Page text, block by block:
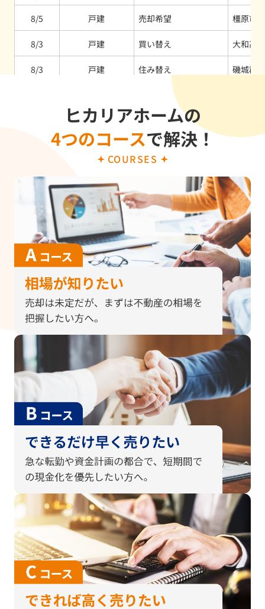
8/5 戸建 売却希望 橿原市
8/3 戸建 買い替え 大和高
8/3 戸建 住み替え 磯城郡
戸建 売却査定
売却検討
8/2 戸建 不要物件の処分 橿原市
8/2 戸建 住み替え 橿原市
8/2 土地 早期売却希望 奈良市
8/1 戸建 売却希望 奈良市
8/1 戸建 奈良市
8/1 戸建 売却希望 奈良市
8/1 戸建 相続の為 橿原市
8/1 戸建 相続の為
7/31 売却査定 橿原市
7/31 戸建 売却希望
7/30 中古マンション 早期売却希望
7/30 戸建 住み替え 生駒郡
橿原市
7/27 戸建 早期売却希望 橿原市
7/27 戸建 早期売却希望 橿原市
7/26 戸建 早期売却希望 奈良市
中古マンション グロー
ヒカリアホームの
4つのコースで解決！
COURSES